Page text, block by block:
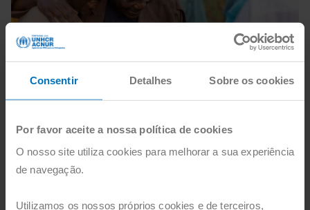
Consentir Detalhes Sobre os cookies
Por favor aceite a nossa política de cookies
O nosso site utiliza cookies para melhorar a sua experiência
de navegação.
Utilizamos os nossos próprios cookies e de terceiros,
nossas promessas colectivas
Este é um resumo do que foi dito por Ewan Watson, Head
of Global Communications do ACNUR – a quem podem